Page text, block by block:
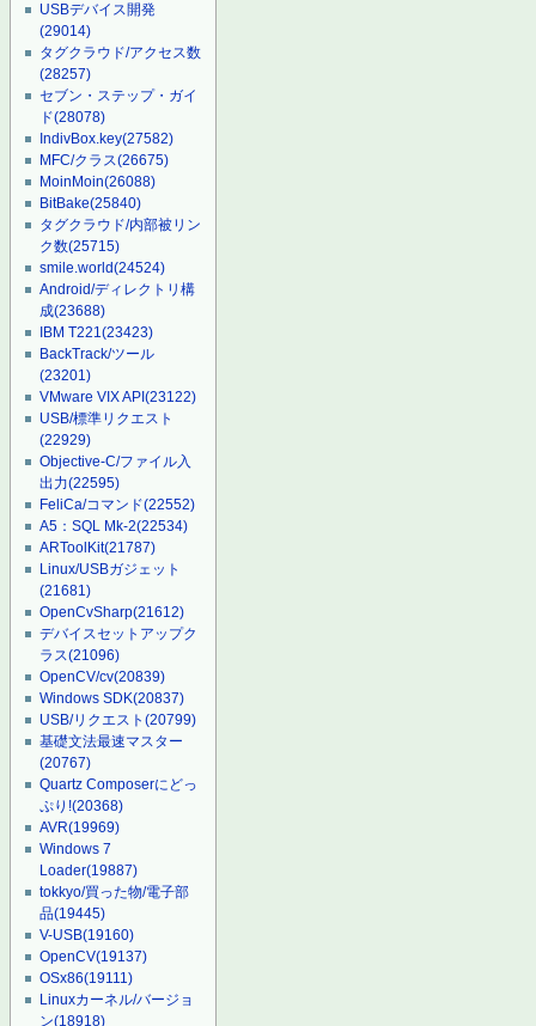
USBデバイス開発
(29014)
タグクラウド/アクセス数
(28257)
セブン・ステップ・ガイ
ド(28078)
IndivBox.key(27582)
MFC/クラス(26675)
MoinMoin(26088)
BitBake(25840)
タグクラウド/内部被リン
ク数(25715)
smile.world(24524)
Android/ディレクトリ構
成(23688)
IBM T221(23423)
BackTrack/ツール
(23201)
VMware VIX API(23122)
USB/標準リクエスト
(22929)
Objective-C/ファイル入
出力(22595)
FeliCa/コマンド(22552)
A5：SQL Mk-2(22534)
ARToolKit(21787)
Linux/USBガジェット
(21681)
OpenCvSharp(21612)
デバイスセットアップク
ラス(21096)
OpenCV/cv(20839)
Windows SDK(20837)
USB/リクエスト(20799)
基礎文法最速マスター
(20767)
Quartz Composerにどっ
ぷり!(20368)
AVR(19969)
Windows 7
Loader(19887)
tokkyo/買った物/電子部
品(19445)
V-USB(19160)
OpenCV(19137)
OSx86(19111)
Linuxカーネル/バージョ
ン(18918)